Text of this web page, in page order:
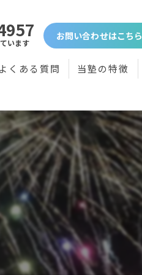
います
お問い合わせはこちら
よくある質問 当塾の特徴
個別指導
小学生
中学生
高校受験